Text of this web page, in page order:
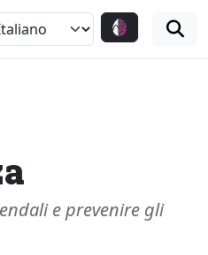
e prevenire gli